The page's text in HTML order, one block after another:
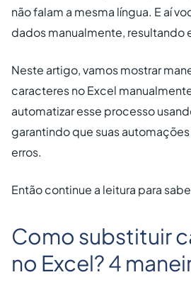
não falam a mesma língua. E aí
dados manualmente, resultando
Neste artigo, vamos mostrar
caracteres no Excel
automatizar esse processo
garantindo que suas
erros.
Então continue a leitura para
Como substituir
no Excel? 4